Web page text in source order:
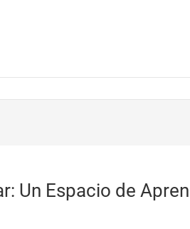
Un Espacio de